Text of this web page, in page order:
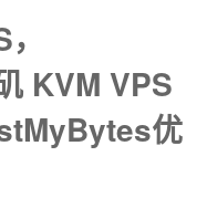
KVM VPS
优